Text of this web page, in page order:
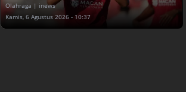
Olahraga | inews
Kamis, 6 Agustus 2026 - 10:37